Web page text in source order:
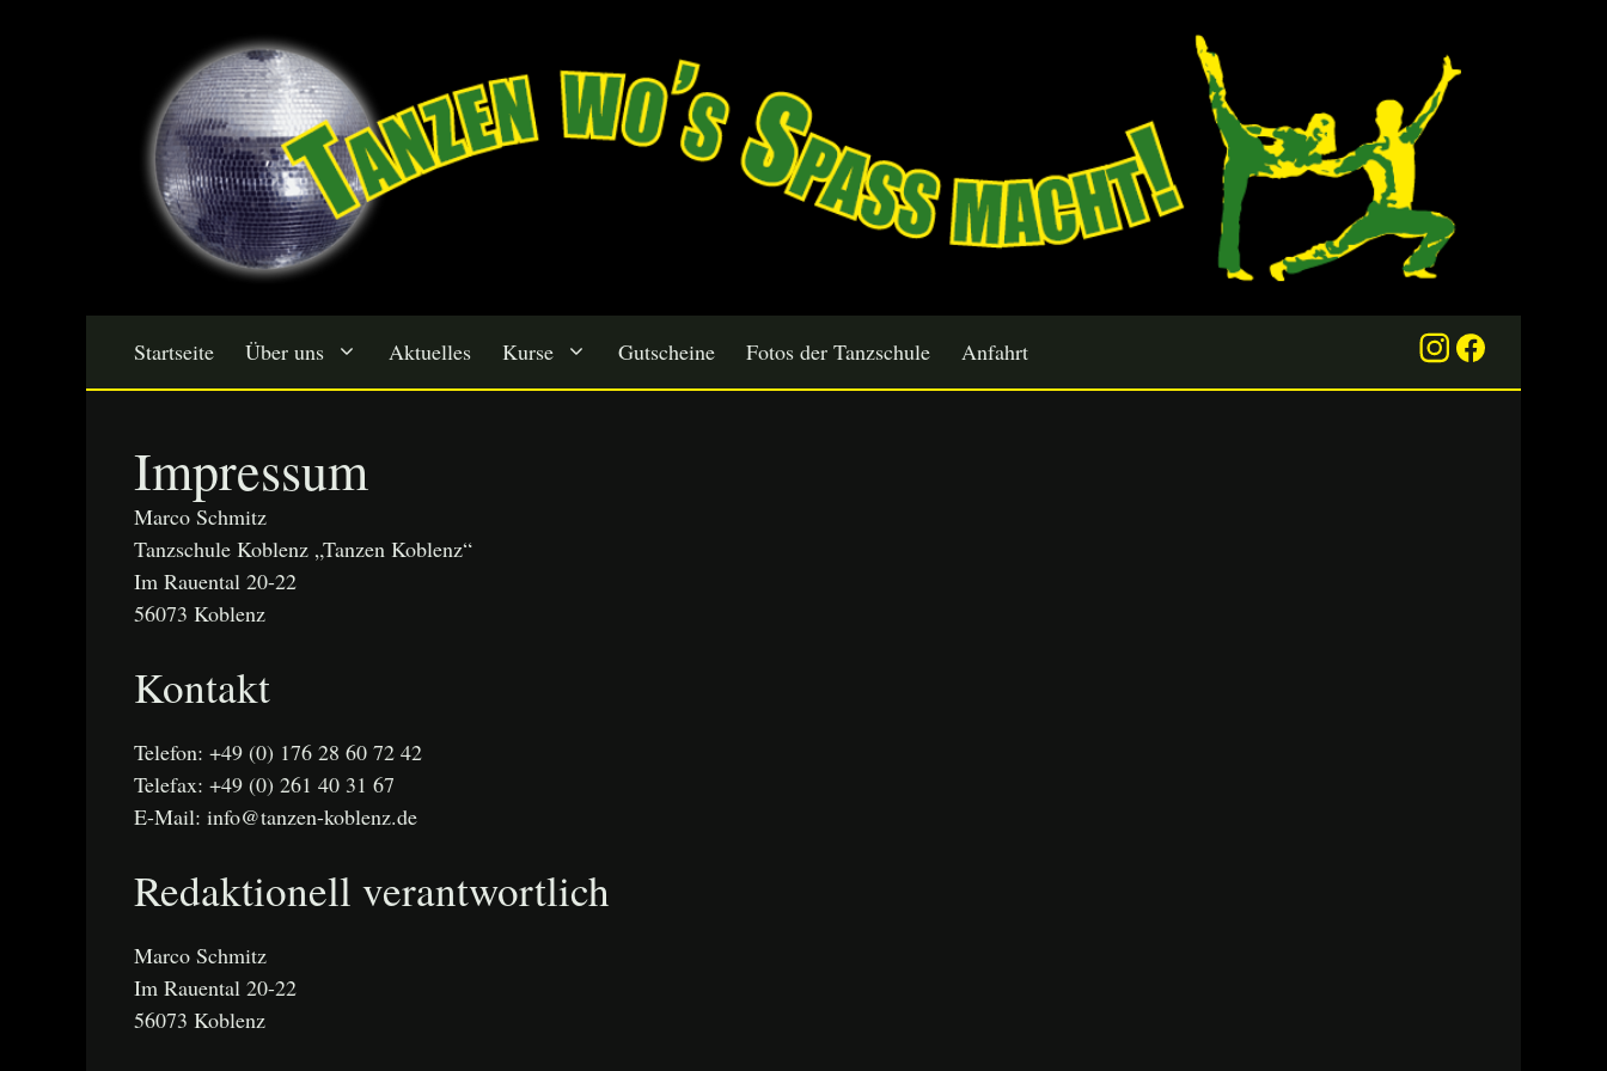
Startseite Über uns Aktuelles Kurse Gutscheine Fotos der Tanzschule Anfahrt
Impressum
Marco Schmitz
Tanzschule Koblenz „Tanzen Koblenz“
Im Rauental 20-22
56073 Koblenz
Kontakt
Telefon: +49 (0) 176 28 60 72 42
Telefax: +49 (0) 261 40 31 67
E-Mail: info@tanzen-koblenz.de
Redaktionell verantwortlich
Marco Schmitz
Im Rauental 20-22
56073 Koblenz